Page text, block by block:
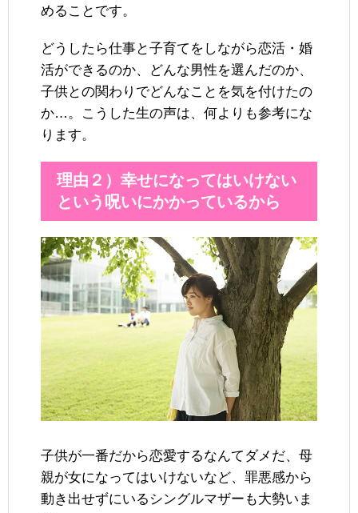
めることです。
どうしたら仕事と子育てをしながら恋活・婚
活ができるのか、どんな男性を選んだのか、
子供との関わりでどんなことを気を付けたの
か…。こうした生の声は、何よりも参考にな
ります。
理由２）幸せになってはいけない
という呪いにかかっているから
子供が一番だから恋愛するなんてダメだ、母
親が女になってはいけないなど、罪悪感から
動き出せずにいるシングルマザーも大勢いま